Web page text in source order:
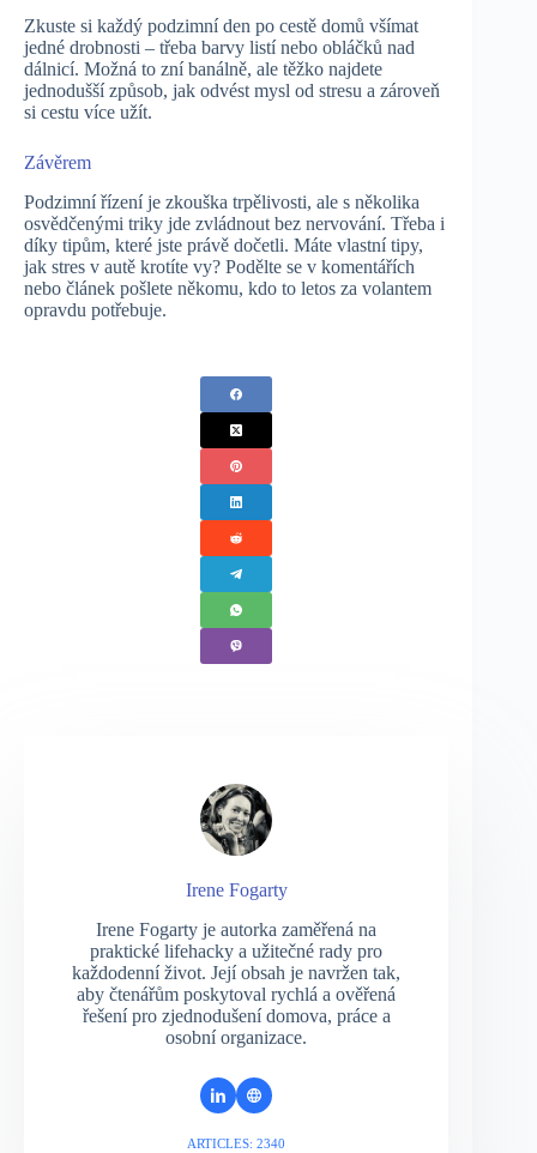
Zkuste si každý podzimní den po cestě domů všímat
jedné drobnosti – třeba barvy listí nebo obláčků nad
dálnicí. Možná to zní banálně, ale těžko najdete
jednodušší způsob, jak odvést mysl od stresu a zároveň
si cestu více užít.
Závěrem
Podzimní řízení je zkouška trpělivosti, ale s několika
osvědčenými triky jde zvládnout bez nervování. Třeba i
díky tipům, které jste právě dočetli. Máte vlastní tipy,
jak stres v autě krotíte vy? Podělte se v komentářích
nebo článek pošlete někomu, kdo to letos za volantem
opravdu potřebuje.
Irene Fogarty
Irene Fogarty je autorka zaměřená na
praktické lifehacky a užitečné rady pro
každodenní život. Její obsah je navržen tak,
aby čtenářům poskytoval rychlá a ověřená
řešení pro zjednodušení domova, práce a
osobní organizace.
ARTICLES: 2340